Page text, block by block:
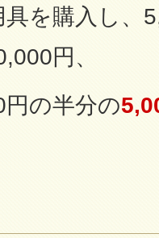
を購入し、
円、
の半分の